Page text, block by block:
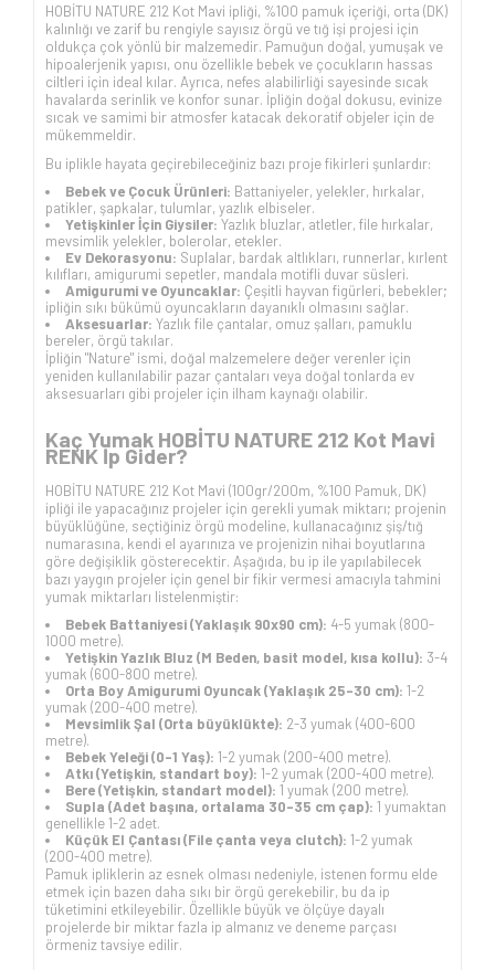
HOBİTU NATURE 212 Kot Mavi ipliği, %100 pamuk içeriği, orta (DK)
kalınlığı ve zarif bu rengiyle sayısız örgü ve tığ işi projesi için
oldukça çok yönlü bir malzemedir. Pamuğun doğal, yumuşak ve
hipoalerjenik yapısı, onu özellikle bebek ve çocukların hassas
ciltleri için ideal kılar. Ayrıca, nefes alabilirliği sayesinde sıcak
havalarda serinlik ve konfor sunar. İpliğin doğal dokusu, evinize
sıcak ve samimi bir atmosfer katacak dekoratif objeler için de
mükemmeldir.
Bu iplikle hayata geçirebileceğiniz bazı proje fikirleri şunlardır:
Bebek ve Çocuk Ürünleri: Battaniyeler, yelekler, hırkalar,
patikler, şapkalar, tulumlar, yazlık elbiseler.
Yetişkinler İçin Giysiler: Yazlık bluzlar, atletler, file hırkalar,
mevsimlik yelekler, bolerolar, etekler.
Ev Dekorasyonu: Suplalar, bardak altlıkları, runnerlar, kırlent
kılıfları, amigurumi sepetler, mandala motifli duvar süsleri.
Amigurumi ve Oyuncaklar: Çeşitli hayvan figürleri, bebekler;
ipliğin sıkı bükümü oyuncakların dayanıklı olmasını sağlar.
Aksesuarlar: Yazlık file çantalar, omuz şalları, pamuklu
bereler, örgü takılar.
İpliğin "Nature" ismi, doğal malzemelere değer verenler için
yeniden kullanılabilir pazar çantaları veya doğal tonlarda ev
aksesuarları gibi projeler için ilham kaynağı olabilir.
Kaç Yumak HOBİTU NATURE 212 Kot Mavi
RENK İp Gider?
HOBİTU NATURE 212 Kot Mavi (100gr/200m, %100 Pamuk, DK)
ipliği ile yapacağınız projeler için gerekli yumak miktarı; projenin
büyüklüğüne, seçtiğiniz örgü modeline, kullanacağınız şiş/tığ
numarasına, kendi el ayarınıza ve projenizin nihai boyutlarına
göre değişiklik gösterecektir. Aşağıda, bu ip ile yapılabilecek
bazı yaygın projeler için genel bir fikir vermesi amacıyla tahmini
yumak miktarları listelenmiştir:
Bebek Battaniyesi (Yaklaşık 90x90 cm): 4-5 yumak (800-
1000 metre).
Yetişkin Yazlık Bluz (M Beden, basit model, kısa kollu): 3-4
yumak (600-800 metre).
Orta Boy Amigurumi Oyuncak (Yaklaşık 25-30 cm): 1-2
yumak (200-400 metre).
Mevsimlik Şal (Orta büyüklükte): 2-3 yumak (400-600
metre).
Bebek Yeleği (0-1 Yaş): 1-2 yumak (200-400 metre).
Atkı (Yetişkin, standart boy): 1-2 yumak (200-400 metre).
Bere (Yetişkin, standart model): 1 yumak (200 metre).
Supla (Adet başına, ortalama 30-35 cm çap): 1 yumaktan
genellikle 1-2 adet.
Küçük El Çantası (File çanta veya clutch): 1-2 yumak
(200-400 metre).
Pamuk ipliklerin az esnek olması nedeniyle, istenen formu elde
etmek için bazen daha sıkı bir örgü gerekebilir, bu da ip
tüketimini etkileyebilir. Özellikle büyük ve ölçüye dayalı
projelerde bir miktar fazla ip almanız ve deneme parçası
örmeniz tavsiye edilir.